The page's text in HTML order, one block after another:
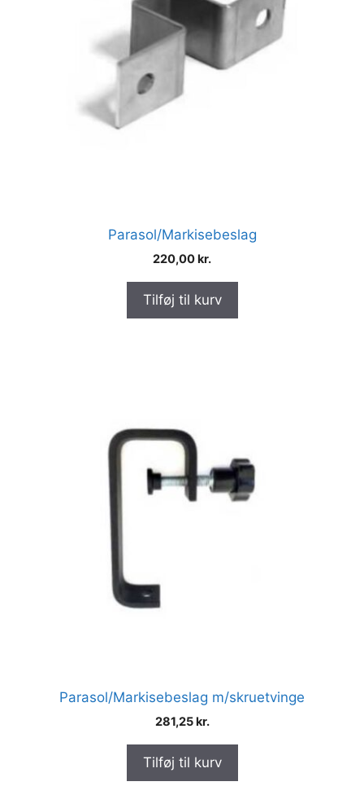
Parasol/Markisebeslag
220,00kr.
Tilføj til kurv
Parasol/Markisebeslag m/skruetvinge
281,25kr.
Tilføj til kurv